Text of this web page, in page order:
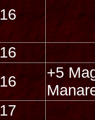
16
16
16
+5
17